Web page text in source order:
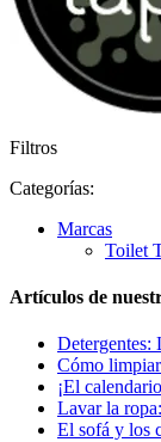
Filtros
Categorías:
Marcas
Toilet
Artículos de
Detergentes:
Cómo
¡El
Lavar la
El sofá y los